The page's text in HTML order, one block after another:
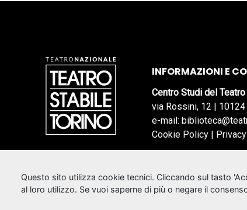
INFORMAZIONI E
Centro Studi del
via Rossini, 12 | 10124
e-mail:
Cookie Policy |
Questo sito utilizza cookie tecnici. Cliccando sul tasto
al loro utilizzo. Se vuoi saperne di più o negare il